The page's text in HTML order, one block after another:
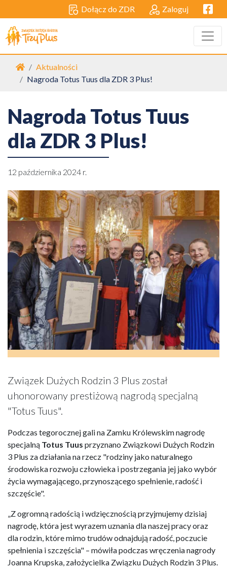
Dołącz do ZDR Zaloguj
Strona główna
Aktualności
Nagroda Totus Tuus dla ZDR 3 Plus!
Nagroda Totus Tuus
dla ZDR 3 Plus!
12 października 2024 r.
Związek Dużych Rodzin 3 Plus został
uhonorowany prestiżową nagrodą specjalną
"Totus Tuus".
Podczas tegorocznej gali na Zamku Królewskim nagrodę
specjalną Totus Tuus przyznano Związkowi Dużych Rodzin
3 Plus za działania na rzecz "rodziny jako naturalnego
środowiska rozwoju człowieka i postrzegania jej jako wybór
życia wymagającego, przynoszącego spełnienie, radość i
szczęście".
„Z ogromną radością i wdzięcznością przyjmujemy dzisiaj
nagrodę, która jest wyrazem uznania dla naszej pracy oraz
dla rodzin, które mimo trudów odnajdują radość, poczucie
spełnienia i szczęścia" – mówiła podczas wręczenia nagrody
Joanna Krupska, założycielka Związku Dużych Rodzin 3 Plus.